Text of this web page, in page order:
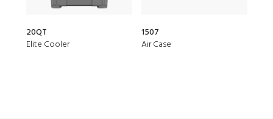
20QT
Elite Cooler
1507
Air Case